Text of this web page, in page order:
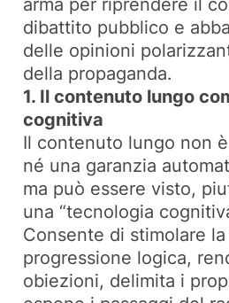
arma per riprendere il
dibattito pubblico e
delle opinioni
della propaganda.
1. Il contenuto lungo
cognitiva
Il contenuto lungo non
né una garanzia
ma può essere visto,
una “tecnologia
Consente di stimolare
progressione logica,
obiezioni, delimita i